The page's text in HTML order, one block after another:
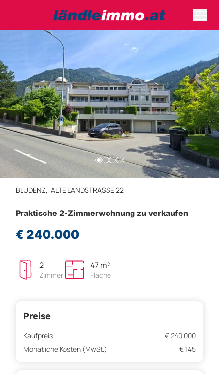
BLUDENZ, ALTE LANDSTRASSE 22
Praktische 2-Zimmerwohnung zu verkaufen
€ 240.000
2
Zimmer
47 m²
Fläche
Preise
Kaufpreis
€ 240.000
Monatliche Kosten (MwSt.)
€ 145